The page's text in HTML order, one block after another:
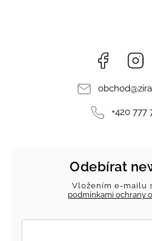
Facebook
obchod@
+420 777
Odebírat
Vložením e-mailu
podmínkami ochrany